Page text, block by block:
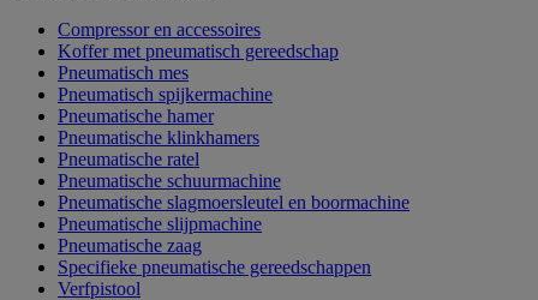
Compressor en accessoires
Koffer met pneumatisch gereedschap
Pneumatisch mes
Pneumatisch spijkermachine
Pneumatische hamer
Pneumatische klinkhamers
Pneumatische ratel
Pneumatische schuurmachine
Pneumatische slagmoersleutel en boormachine
Pneumatische slijpmachine
Pneumatische zaag
Specifieke pneumatische gereedschappen
Verfpistool